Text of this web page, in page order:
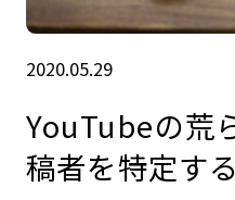
2020.05.29
YouTubeの荒
稿者を特定す